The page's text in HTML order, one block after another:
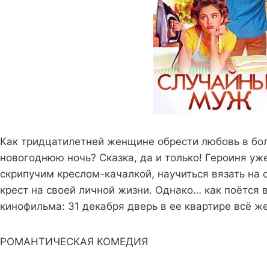
Как тридцатилетней женщине обрести любовь в
новогоднюю ночь? Сказка, да и только! Героиня
скрипучим креслом-качалкой, научиться вязать на
крест на своей личной жизни. Однако… как поётся
кинофильма: 31 декабря дверь в ее квартире всё
РОМАНТИЧЕСКАЯ КОМЕДИЯ